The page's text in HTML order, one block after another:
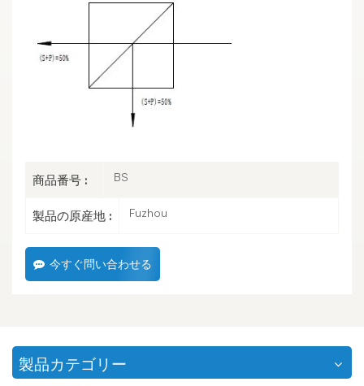
商品番号 : BS
製品の原産地 : Fuzhou
今すぐ問い合わせる
製品カテゴリー